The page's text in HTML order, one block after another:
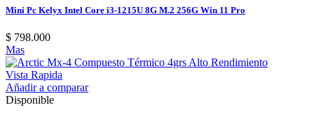
Mini Pc Kelyx Intel Core i3-1215U 8G M.2 256G Win 11 Pro
$ 798.000
Mas
Vista Rapida
Añadir a comparar
Disponible